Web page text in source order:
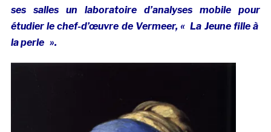
ses salles un laboratoire d’analyses mobile pour
étudier le chef-d’œuvre de Vermeer, « La Jeune fille à
la perle ».